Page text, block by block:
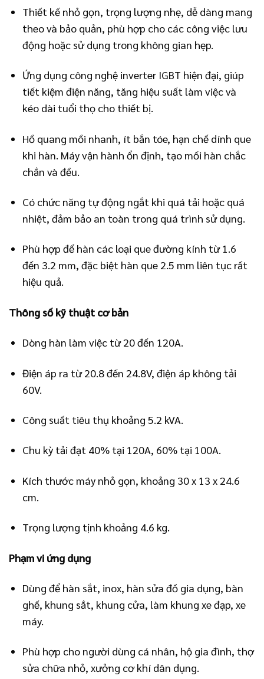
Thiết kế nhỏ gọn, trọng lượng nhẹ, dễ dàng mang
theo và bảo quản, phù hợp cho các công việc lưu
động hoặc sử dụng trong không gian hẹp.
Ứng dụng công nghệ inverter IGBT hiện đại, giúp
tiết kiệm điện năng, tăng hiệu suất làm việc và
kéo dài tuổi thọ cho thiết bị.
Hồ quang mồi nhanh, ít bắn tóe, hạn chế dính que
khi hàn. Máy vận hành ổn định, tạo mối hàn chắc
chắn và đều.
Có chức năng tự động ngắt khi quá tải hoặc quá
nhiệt, đảm bảo an toàn trong quá trình sử dụng.
Phù hợp để hàn các loại que đường kính từ 1.6
đến 3.2 mm, đặc biệt hàn que 2.5 mm liên tục rất
hiệu quả.
Thông số kỹ thuật cơ bản
Dòng hàn làm việc từ 20 đến 120A.
Điện áp ra từ 20.8 đến 24.8V, điện áp không tải
60V.
Công suất tiêu thụ khoảng 5.2 kVA.
Chu kỳ tải đạt 40% tại 120A, 60% tại 100A.
Kích thước máy nhỏ gọn, khoảng 30 x 13 x 24.6
cm.
Trọng lượng tịnh khoảng 4.6 kg.
Phạm vi ứng dụng
Dùng để hàn sắt, inox, hàn sửa đồ gia dụng, bàn
ghế, khung sắt, khung cửa, làm khung xe đạp, xe
máy.
Phù hợp cho người dùng cá nhân, hộ gia đình, thợ
sửa chữa nhỏ, xưởng cơ khí dân dụng.